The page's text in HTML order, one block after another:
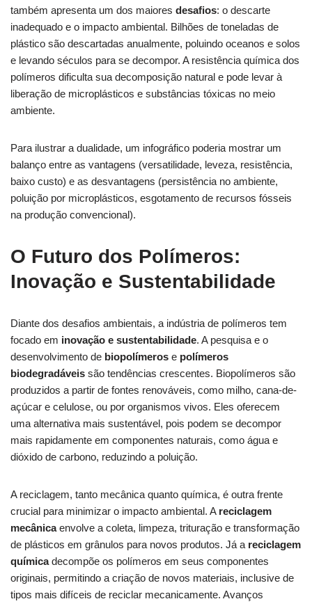
também apresenta um dos maiores desafios: o descarte
inadequado e o impacto ambiental. Bilhões de toneladas de
plástico são descartadas anualmente, poluindo oceanos e solos
e levando séculos para se decompor. A resistência química dos
polímeros dificulta sua decomposição natural e pode levar à
liberação de microplásticos e substâncias tóxicas no meio
ambiente.
Para ilustrar a dualidade, um infográfico poderia mostrar um
balanço entre as vantagens (versatilidade, leveza, resistência,
baixo custo) e as desvantagens (persistência no ambiente,
poluição por microplásticos, esgotamento de recursos fósseis
na produção convencional).
O Futuro dos Polímeros:
Inovação e Sustentabilidade
Diante dos desafios ambientais, a indústria de polímeros tem
focado em inovação e sustentabilidade. A pesquisa e o
desenvolvimento de biopolímeros e polímeros
biodegradáveis são tendências crescentes. Biopolímeros são
produzidos a partir de fontes renováveis, como milho, cana-de-
açúcar e celulose, ou por organismos vivos. Eles oferecem
uma alternativa mais sustentável, pois podem se decompor
mais rapidamente em componentes naturais, como água e
dióxido de carbono, reduzindo a poluição.
A reciclagem, tanto mecânica quanto química, é outra frente
crucial para minimizar o impacto ambiental. A reciclagem
mecânicaenvolve a coleta, limpeza, trituração e transformação
de plásticos em grânulos para novos produtos. Já a reciclagem
químicadecompõe os polímeros em seus componentes
originais, permitindo a criação de novos materiais, inclusive de
tipos mais difíceis de reciclar mecanicamente. Avanços